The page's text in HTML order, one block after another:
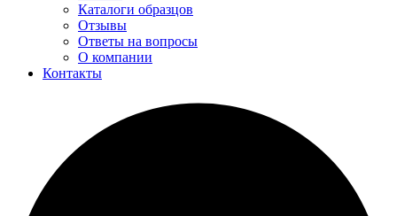
Каталоги образцов
Отзывы
Ответы на вопросы
О компании
Контакты